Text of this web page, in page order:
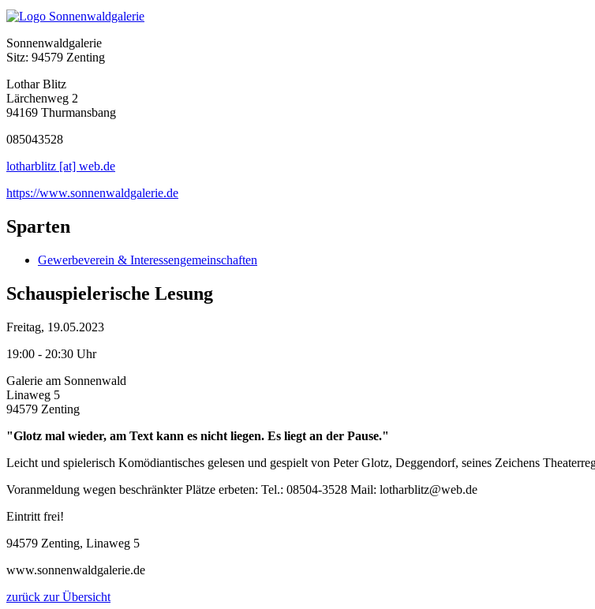
Sonnenwaldgalerie
Sitz: 94579 Zenting
Lothar Blitz
Lärchenweg 2
94169 Thurmansbang
085043528
lotharblitz [at] web.de
https://www.sonnenwaldgalerie.de
Sparten
Gewerbeverein & Interessengemeinschaften
Schauspielerische Lesung
Freitag, 19.05.2023
19:00 - 20:30 Uhr
Galerie am Sonnenwald
Linaweg 5
94579 Zenting
"Glotz mal wieder, am Text kann es nicht liegen. Es liegt an der Pause."
Leicht und spielerisch Komödiantisches gelesen und gespielt von Peter Glotz, Deggendorf, seines Zeichens
Voranmeldung wegen beschränkter Plätze erbeten: Tel.: 08504-3528 Mail: lotharblitz@web.de
Eintritt frei!
94579 Zenting, Linaweg 5
www.sonnenwaldgalerie.de
zurück zur Übersicht